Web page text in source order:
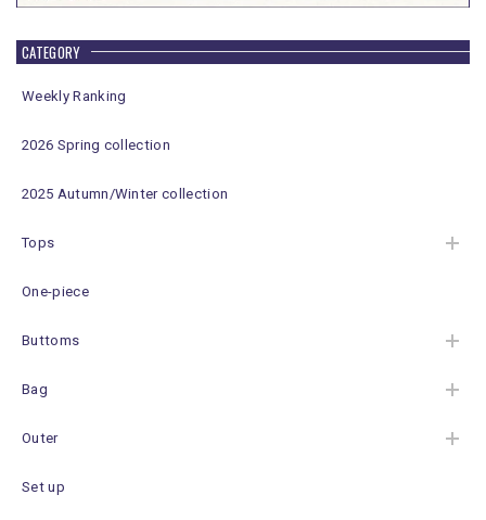
CATEGORY
Weekly Ranking
2026 Spring collection
2025 Autumn/Winter collection
Tops
One-piece
Buttoms
Bag
Outer
Set up